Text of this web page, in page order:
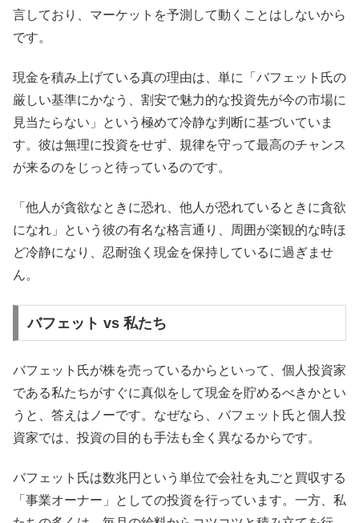
言しており、マーケットを予測して動くことはしないから
です。
現金を積み上げている真の理由は、単に「バフェット氏の
厳しい基準にかなう、割安で魅力的な投資先が今の市場に
見当たらない」という極めて冷静な判断に基づいていま
す。彼は無理に投資をせず、規律を守って最高のチャンス
が来るのをじっと待っているのです。
「他人が貪欲なときに恐れ、他人が恐れているときに貪欲
になれ」という彼の有名な格言通り、周囲が楽観的な時ほ
ど冷静になり、忍耐強く現金を保持しているに過ぎませ
ん。
バフェット vs 私たち
バフェット氏が株を売っているからといって、個人投資家
である私たちがすぐに真似をして現金を貯めるべきかとい
うと、答えはノーです。なぜなら、バフェット氏と個人投
資家では、投資の目的も手法も全く異なるからです。
バフェット氏は数兆円という単位で会社を丸ごと買収する
「事業オーナー」としての投資を行っています。一方、私